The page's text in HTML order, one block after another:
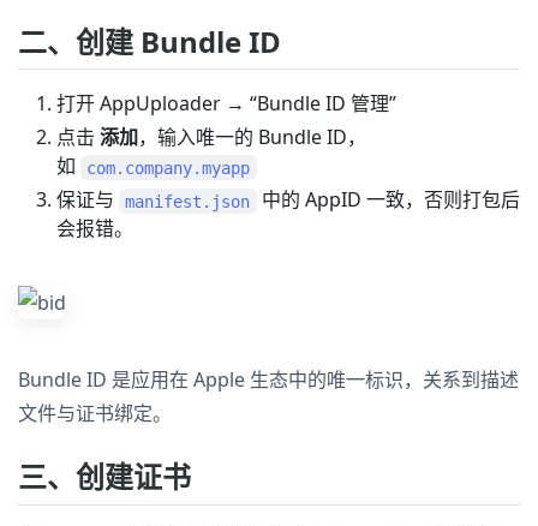
二、创建 Bundle ID
打开 AppUploader → “Bundle ID 管理”
点击 添加，输入唯一的 Bundle ID，
如
com.company.myapp
保证与 manifest.json
中的 AppID 一致，否则打包后
会报错。
Bundle ID 是应用在 Apple 生态中的唯一标识，关系到描述
文件与证书绑定。
三、创建证书